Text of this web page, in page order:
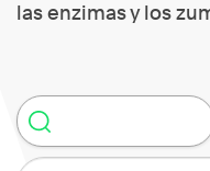
las enzimas y los